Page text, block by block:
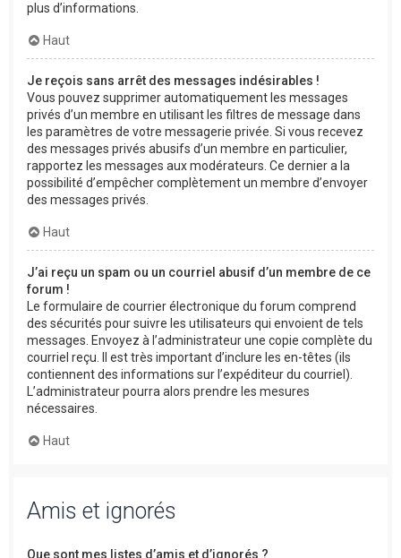
plus d’informations.
Haut
Je reçois sans arrêt des messages indésirables !
Vous pouvez supprimer automatiquement les messages
privés d’un membre en utilisant les filtres de message dans
les paramètres de votre messagerie privée. Si vous recevez
des messages privés abusifs d’un membre en particulier,
rapportez les messages aux modérateurs. Ce dernier a la
possibilité d’empêcher complètement un membre d’envoyer
des messages privés.
Haut
J’ai reçu un spam ou un courriel abusif d’un membre de ce
forum !
Le formulaire de courrier électronique du forum comprend
des sécurités pour suivre les utilisateurs qui envoient de tels
messages. Envoyez à l’administrateur une copie complète du
courriel reçu. Il est très important d’inclure les en-têtes (ils
contiennent des informations sur l’expéditeur du courriel).
L’administrateur pourra alors prendre les mesures
nécessaires.
Haut
Amis et ignorés
Que sont mes listes d’amis et d’ignorés ?